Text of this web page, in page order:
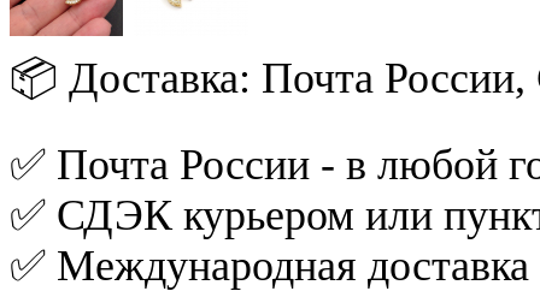
📦 Доставка: Почта
✅ Почта России - в любой
✅ СДЭК курьером или
✅ Международная